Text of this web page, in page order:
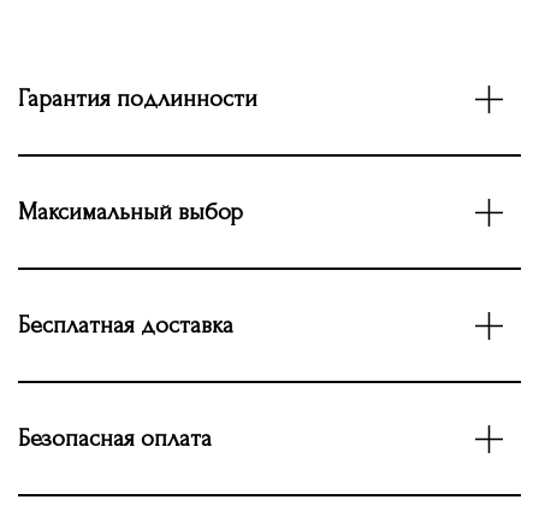
Гарантия подлинности
Максимальный выбор
Бесплатная доставка
Безопасная оплата